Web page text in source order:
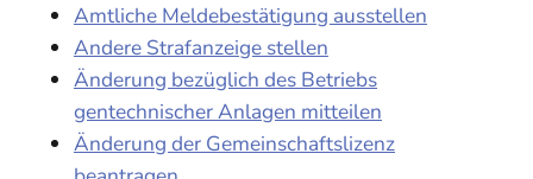
Amtliche Meldebestätigung ausstellen
Andere Strafanzeige stellen
Änderung bezüglich des Betriebs
gentechnischer Anlagen mitteilen
Änderung der Gemeinschaftslizenz